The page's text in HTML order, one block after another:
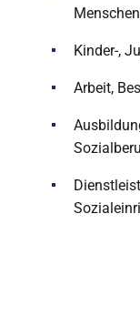
Kinder-,
Arbeit,